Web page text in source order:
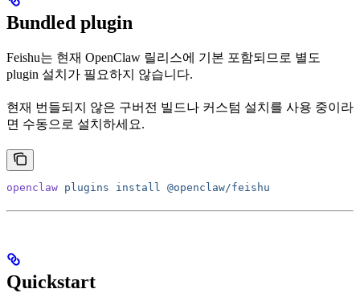
Bundled plugin
Feishu는 현재 OpenClaw 릴리스에 기본 포함되므로 별도
plugin 설치가 필요하지 않습니다.
현재 번들되지 않은 구버전 빌드나 커스텀 설치를 사용 중이라
면 수동으로 설치하세요.
openclaw plugins install @openclaw/feishu
Quickstart